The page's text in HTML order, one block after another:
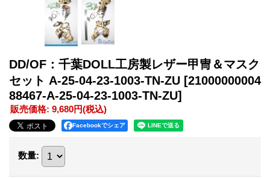
DD/OF：千葉DOLL工房製レザー甲冑＆マスク
セット A-25-04-23-1003-TN-ZU [21000000004
88467-A-25-04-23-1003-TN-ZU]
販売価格: 9,680円(税込)
Facebookでシェア
数量: